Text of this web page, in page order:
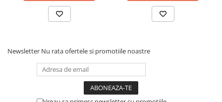
Newsletter Nu rata ofertele si promotiile noastre